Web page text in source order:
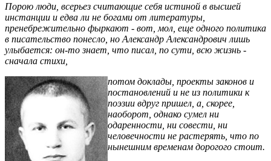
Порою люди, всерьез считающие себя истиной в высшей
инстанции и едва ли не богами от литературы,
пренебрежительно фыркают - вот, мол, еще одного политика
в писательство понесло, но Александр Александрович лишь
улыбается: он-то знает, что писал, по сути, всю жизнь -
сначала стихи,
потом доклады, проекты законов и
постановлений и не из политики к
поэзии вдруг пришел, а, скорее,
наоборот, однако сумел ни
одаренности, ни совести, ни
человечности не растерять, что по
нынешним временам дорогого стоит.